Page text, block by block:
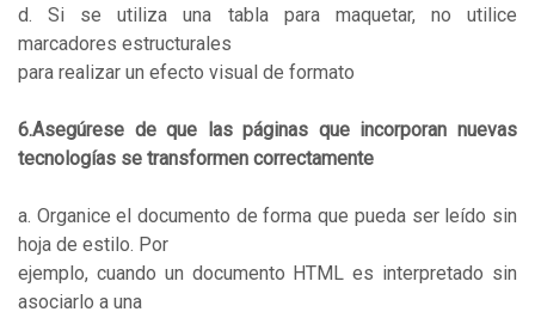
d. Si se utiliza una tabla para maquetar, no utilice
marcadores estructurales
para realizar un efecto visual de formato
6.Asegúrese de que las páginas que incorporan nuevas
tecnologías se transformen correctamente
a. Organice el documento de forma que pueda ser leído sin
hoja de estilo. Por
ejemplo, cuando un documento HTML es interpretado sin
asociarlo a una